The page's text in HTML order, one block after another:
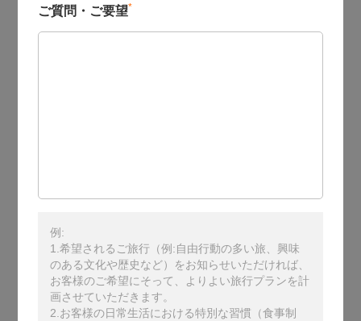
ご質問・ご要望*
例:
1.希望されるご旅行（例:自由行動の多い旅、興味
のある文化や歴史など）をお知らせいただければ、
お客様のご希望にそって、よりよい旅行プランを計
画させていただきます。
2.お客様の日常生活における特別な習慣（食事制